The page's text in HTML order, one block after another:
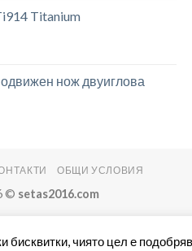
Titanium
нож двуиглова
ОБЩИ УСЛОВИЯ
© setas2016.com
чиято цел е